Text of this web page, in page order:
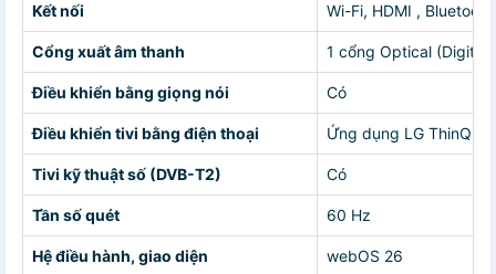
Kết nối Wi-Fi, HDMI , Bluetooth
Cổng xuất âm thanh 1 cổng Optical (Digital
Điều khiển bằng giọng nói Có
Điều khiển tivi bằng điện thoại Ứng dụng LG ThinQ
Tivi kỹ thuật số (DVB-T2) Có
Tần số quét 60 Hz
Hệ điều hành, giao diện webOS 26